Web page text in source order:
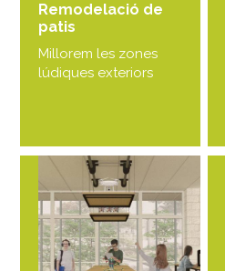
Remodelació de
patis
Millorem les zones
lúdiques exteriors